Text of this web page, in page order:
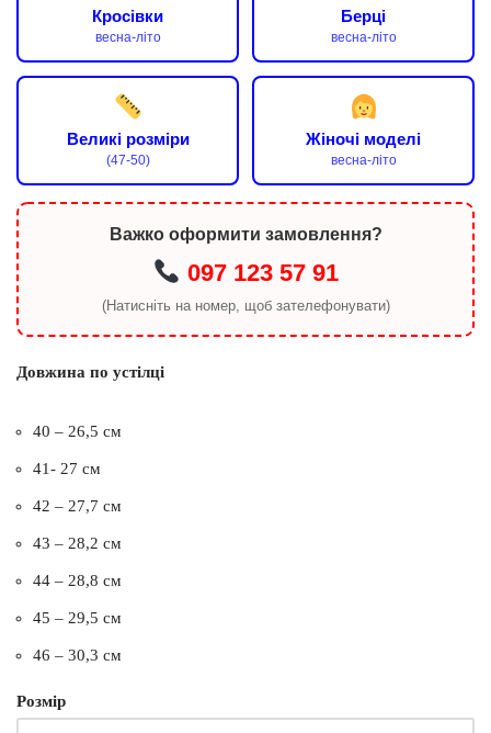
Кросівки
весна-літо
Берці
весна-літо
Великі розміри
(47-50)
Жіночі моделі
весна-літо
Важко оформити замовлення?
097 123 57 91
(Натисніть на номер, щоб зателефонувати)
Довжина по устілці
40 – 26,5 см
41- 27 см
42 – 27,7 см
43 – 28,2 см
44 – 28,8 см
45 – 29,5 см
46 – 30,3 см
Розмір